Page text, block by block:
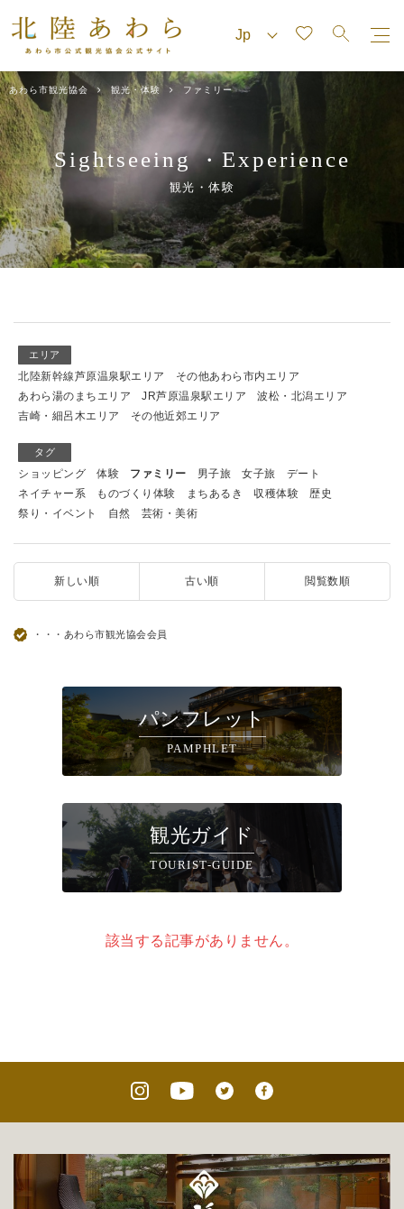
あわら市観光協会 観光・体験 ファミリー
Sightseeing・ Experience
観光・体験
エリア
北陸新幹線芦原温泉駅エリア
その他あわら市内エリア
あわら湯のまちエリア
JR芦原温泉駅エリア
波松・北潟エリア
吉崎・細呂木エリア
その他近郊エリア
タグ
ショッピング 体験 ファミリー 男子旅 女子旅
デート
ネイチャー系
ものづくり体験 まちあるき 収穫体験
歴史
祭り・イベント
自然 芸術・美術
新しい順 古い順 閲覧数順
・・・あわら市観光協会会員
パンフレット
PAMPHLET
観光ガイド
TOURIST-GUIDE
該当する記事がありません。